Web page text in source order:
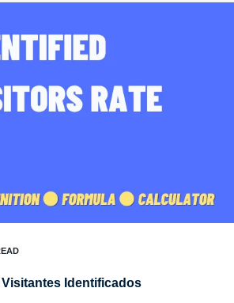
Visitantes Identificados